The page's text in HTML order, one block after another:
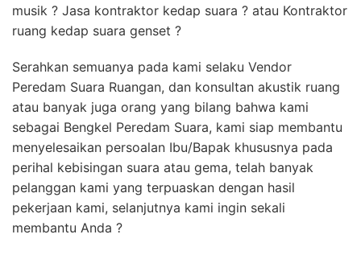
musik ? Jasa kontraktor kedap suara ? atau Kontraktor
ruang kedap suara genset ?
Serahkan semuanya pada kami selaku Vendor
Peredam Suara Ruangan, dan konsultan akustik ruang
atau banyak juga orang yang bilang bahwa kami
sebagai Bengkel Peredam Suara, kami siap membantu
menyelesaikan persoalan Ibu/Bapak khususnya pada
perihal kebisingan suara atau gema, telah banyak
pelanggan kami yang terpuaskan dengan hasil
pekerjaan kami, selanjutnya kami ingin sekali
membantu Anda ?